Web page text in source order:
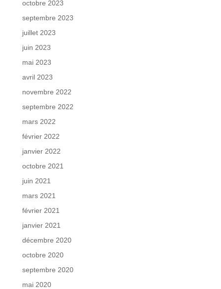
octobre 2023
septembre 2023
juillet 2023
juin 2023
mai 2023
avril 2023
novembre 2022
septembre 2022
mars 2022
février 2022
janvier 2022
octobre 2021
juin 2021
mars 2021
février 2021
janvier 2021
décembre 2020
octobre 2020
septembre 2020
mai 2020